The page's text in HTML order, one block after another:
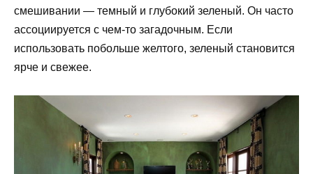
смешивании — темный и глубокий зеленый. Он часто
ассоциируется с чем-то загадочным. Если
использовать побольше желтого, зеленый становится
ярче и свежее.